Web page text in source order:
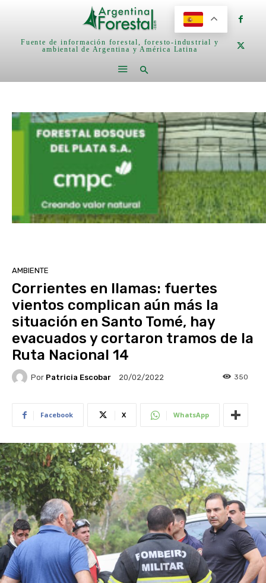
Fuente de información forestal, foresto-industrial y
ambiental de Argentina y América Latina
AMBIENTE
Corrientes en llamas: fuertes
vientos complican aún más la
situación en Santo Tomé, hay
evacuados y cortaron tramos de la
Ruta Nacional 14
Por Patricia Escobar 20/02/2022 350
Facebook X WhatsApp